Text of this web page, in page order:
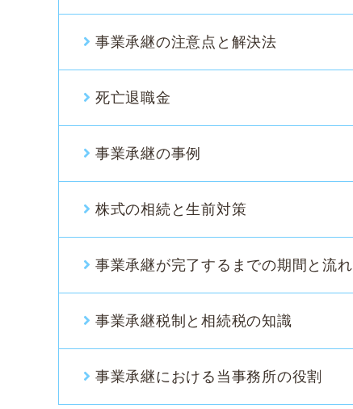
事業承継の注意点と解決法
死亡退職金
事業承継の事例
株式の相続と生前対策
事業承継が完了するまでの期間と流れ
事業承継税制と相続税の知識
事業承継における当事務所の役割